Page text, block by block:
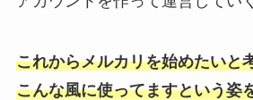
これからメルカリを始めたいと
こんな風に使ってますという姿